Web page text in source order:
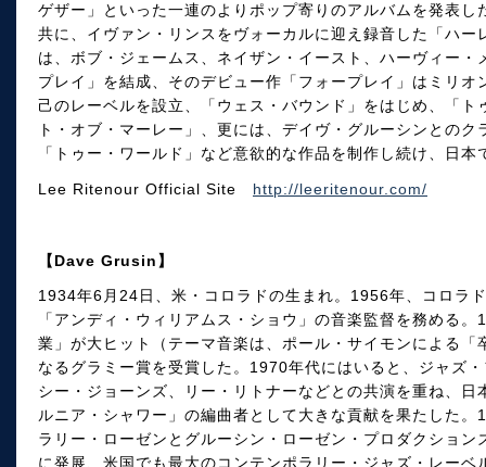
ゲザー」といった一連のよりポップ寄りのアルバムを発表
共に、イヴァン・リンスをヴォーカルに迎え録音した「ハ
は、ボブ・ジェームス、ネイザン・イースト、ハーヴィー
プレイ」を結成、そのデビュー作「フォープレイ」はミリ
己のレーベルを設立、「ウェス・バウンド」をはじめ、「
ト・オブ・マーレー」、更には、デイヴ・グルーシンとの
「トゥー・ワールド」など意欲的な作品を制作し続け、日
Lee Ritenour Official Site http://leeritenour.com/
【Dave Grusin】
1934年6月24日、米・コロラドの生まれ。1956年、コロラ
「アンディ・ウィリアムス・ショウ」の音楽監督を務める
業」が大ヒット（テーマ音楽は、ポール・サイモンによる
なるグラミー賞を受賞した。1970年代にはいると、ジャズ
シー・ジョーンズ、リー・リトナーなどとの共演を重ね、
ルニア・シャワー」の編曲者として大きな貢献を果たした
ラリー・ローゼンとグルーシン・ローゼン・プロダクショ
に発展、米国でも最大のコンテンポラリー・ジャズ・レー